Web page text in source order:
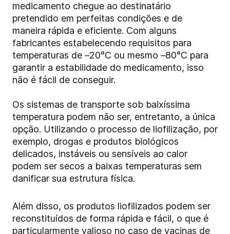
medicamento chegue ao destinatário
pretendido em perfeitas condições e de
maneira rápida e eficiente. Com alguns
fabricantes estabelecendo requisitos para
temperaturas de –20°C ou mesmo –80°C para
garantir a estabilidade do medicamento, isso
não é fácil de conseguir.
Os sistemas de transporte sob baixíssima
temperatura podem não ser, entretanto, a única
opção. Utilizando o processo de liofilização, por
exemplo, drogas e produtos biológicos
delicados, instáveis ou sensíveis ao calor
podem ser secos a baixas temperaturas sem
danificar sua estrutura física.
Além disso, os produtos liofilizados podem ser
reconstituídos de forma rápida e fácil, o que é
particularmente valioso no caso de vacinas de